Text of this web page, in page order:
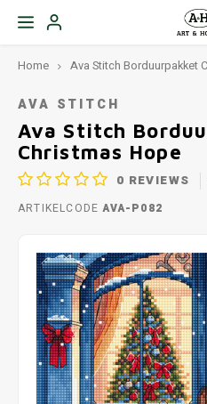
Home Ava Stitch Borduurpakket
AVA STITCH
Ava Stitch
Christmas Hope
0 REVIEWS
ARTIKELCODE AVA-P082